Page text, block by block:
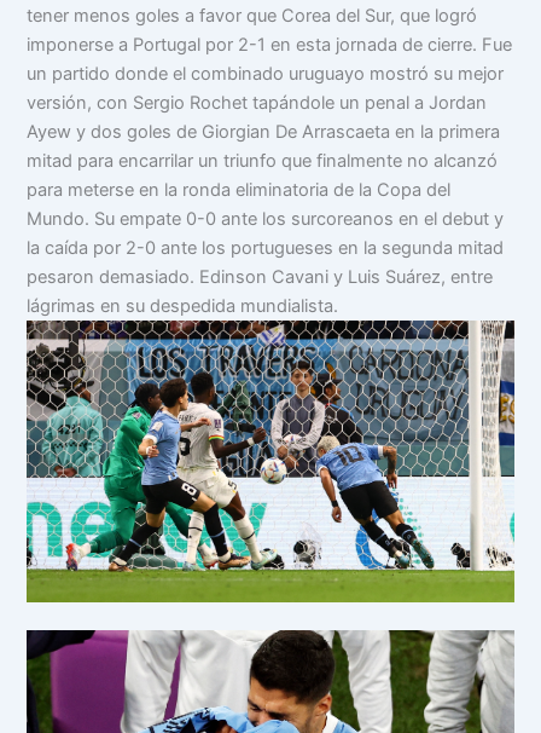
tener menos goles a favor que Corea del Sur, que logró
imponerse a Portugal por 2-1 en esta jornada de cierre. Fue
un partido donde el combinado uruguayo mostró su mejor
versión, con Sergio Rochet tapándole un penal a Jordan
Ayew y dos goles de Giorgian De Arrascaeta en la primera
mitad para encarrilar un triunfo que finalmente no alcanzó
para meterse en la ronda eliminatoria de la Copa del
Mundo. Su empate 0-0 ante los surcoreanos en el debut y
la caída por 2-0 ante los portugueses en la segunda mitad
pesaron demasiado. Edinson Cavani y Luis Suárez, entre
lágrimas en su despedida mundialista.